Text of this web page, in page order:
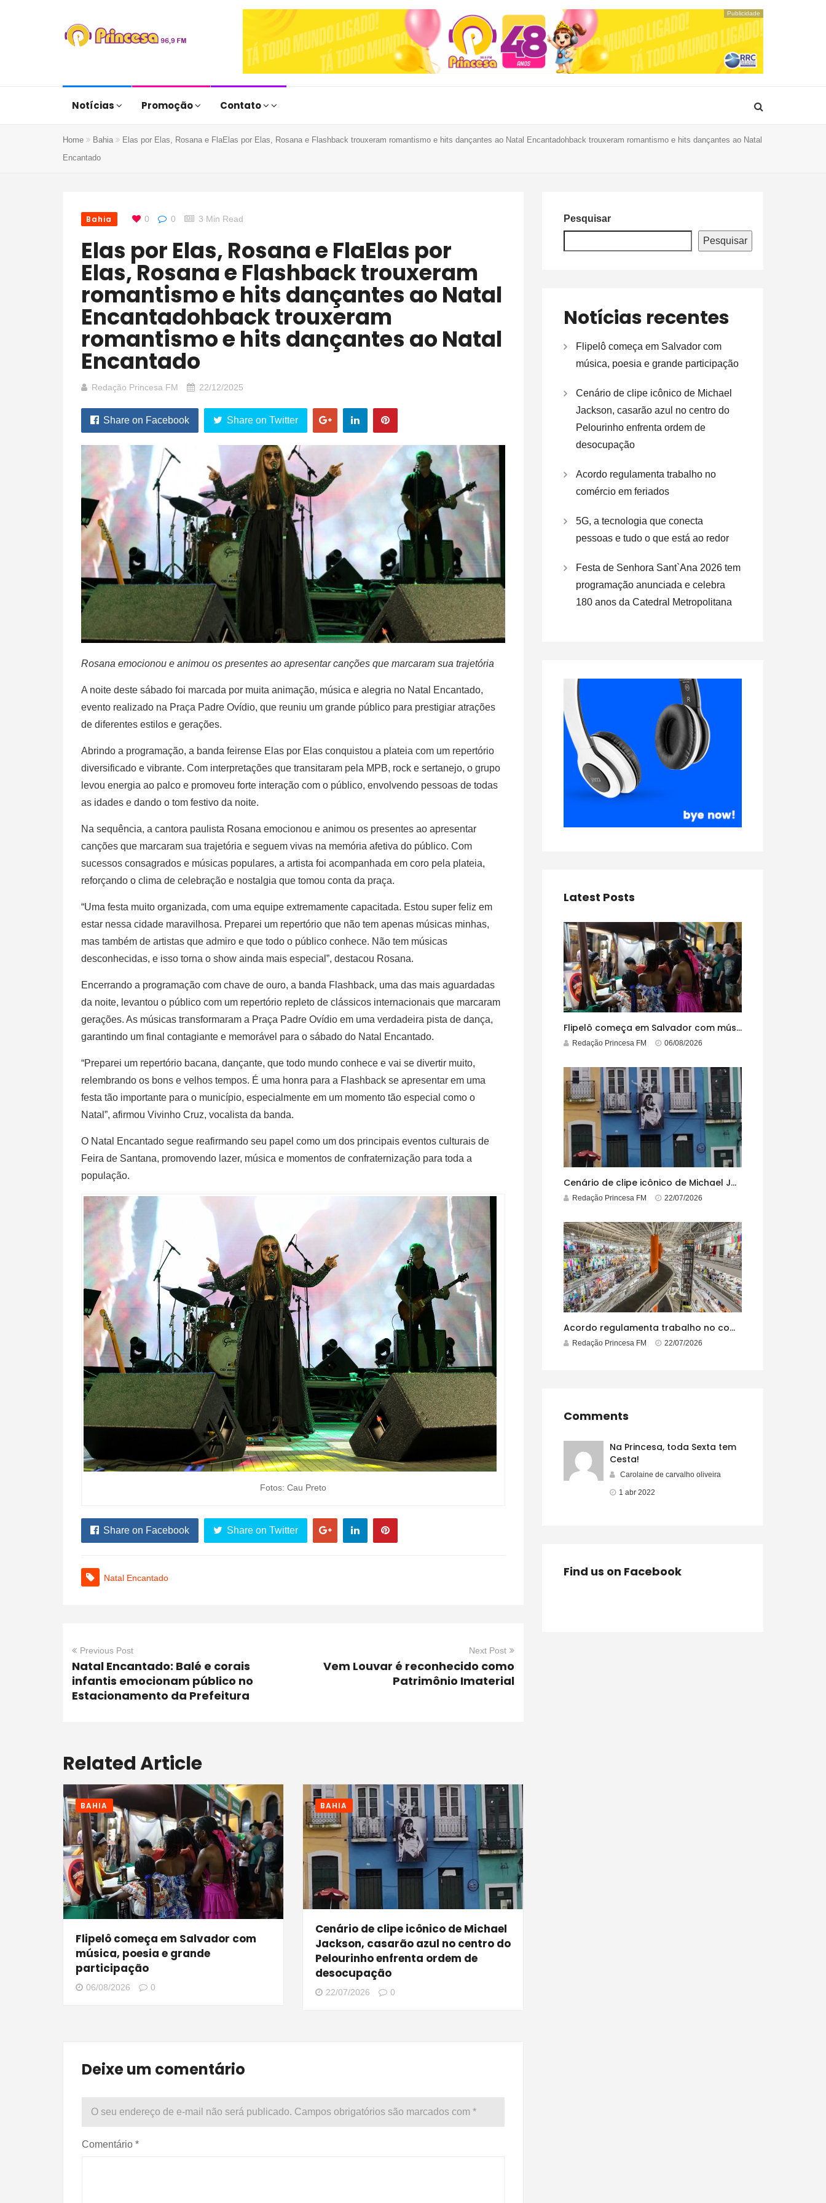
Publicidade
Notícias Promoção Contato
Home Bahia
Elas por Elas, Rosana e FlaElas por Elas, Rosana e Flashback trouxeram romantismo e hits dançantes ao Natal Encantadohback trouxeram romantismo e hits dançantes ao Natal
Encantado
Bahia 0 0 3 Min Read
Elas por Elas, Rosana e FlaElas por
Elas, Rosana e Flashback trouxeram
romantismo e hits dançantes ao Natal
Encantadohback trouxeram
romantismo e hits dançantes ao Natal
Encantado
Redação Princesa FM 22/12/2025
Share on Facebook Share on Twitter
Rosana emocionou e animou os presentes ao apresentar canções que marcaram sua trajetória
A noite deste sábado foi marcada por muita animação, música e alegria no Natal Encantado,
evento realizado na Praça Padre Ovídio, que reuniu um grande público para prestigiar atrações
de diferentes estilos e gerações.
Abrindo a programação, a banda feirense Elas por Elas conquistou a plateia com um repertório
diversificado e vibrante. Com interpretações que transitaram pela MPB, rock e sertanejo, o grupo
levou energia ao palco e promoveu forte interação com o público, envolvendo pessoas de todas
as idades e dando o tom festivo da noite.
Na sequência, a cantora paulista Rosana emocionou e animou os presentes ao apresentar
canções que marcaram sua trajetória e seguem vivas na memória afetiva do público. Com
sucessos consagrados e músicas populares, a artista foi acompanhada em coro pela plateia,
reforçando o clima de celebração e nostalgia que tomou conta da praça.
“Uma festa muito organizada, com uma equipe extremamente capacitada. Estou super feliz em
estar nessa cidade maravilhosa. Preparei um repertório que não tem apenas músicas minhas,
mas também de artistas que admiro e que todo o público conhece. Não tem músicas
desconhecidas, e isso torna o show ainda mais especial”, destacou Rosana.
Encerrando a programação com chave de ouro, a banda Flashback, uma das mais aguardadas
da noite, levantou o público com um repertório repleto de clássicos internacionais que marcaram
gerações. As músicas transformaram a Praça Padre Ovídio em uma verdadeira pista de dança,
garantindo um final contagiante e memorável para o sábado do Natal Encantado.
“Preparei um repertório bacana, dançante, que todo mundo conhece e vai se divertir muito,
relembrando os bons e velhos tempos. É uma honra para a Flashback se apresentar em uma
festa tão importante para o município, especialmente em um momento tão especial como o
Natal”, afirmou Vivinho Cruz, vocalista da banda.
O Natal Encantado segue reafirmando seu papel como um dos principais eventos culturais de
Feira de Santana, promovendo lazer, música e momentos de confraternização para toda a
população.
Fotos: Cau Preto
Share on Facebook Share on Twitter
Natal Encantado
Previous Post
Natal Encantado: Balé e corais
infantis emocionam público no
Estacionamento da Prefeitura
Next Post
Vem Louvar é reconhecido como
Patrimônio Imaterial
Related Article
BAHIA
Flipelô começa em Salvador com
música, poesia e grande
participação
06/08/2026 0
BAHIA
Cenário de clipe icônico de Michael
Jackson, casarão azul no centro do
Pelourinho enfrenta ordem de
desocupação
22/07/2026 0
Deixe um comentário
O seu endereço de e-mail não será publicado. Campos obrigatórios são marcados com *
Comentário *
Pesquisar
Pesquisar
Notícias recentes
Flipelô começa em Salvador com
música, poesia e grande participação
Cenário de clipe icônico de Michael
Jackson, casarão azul no centro do
Pelourinho enfrenta ordem de
desocupação
Acordo regulamenta trabalho no
comércio em feriados
5G, a tecnologia que conecta
pessoas e tudo o que está ao redor
Festa de Senhora Sant`Ana 2026 tem
programação anunciada e celebra
180 anos da Catedral Metropolitana
Latest Posts
Flipelô começa em Salvador com música, poesia e grande participação
Redação Princesa FM 06/08/2026
Cenário de clipe icônico de Michael Jackson, casarão azul no centro do Pelourinho enfrenta ordem de desocupação
Redação Princesa FM 22/07/2026
Acordo regulamenta trabalho no comércio em feriados
Redação Princesa FM 22/07/2026
Comments
Na Princesa, toda Sexta tem
Cesta!
Carolaine de carvalho oliveira
1 abr 2022
Find us on Facebook